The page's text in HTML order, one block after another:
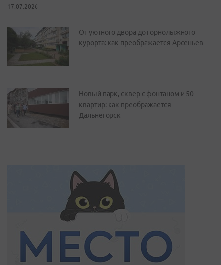
17.07.2026
От уютного двора до горнолыжного
курорта: как преображается Арсеньев
Новый парк, сквер с фонтаном и 50
квартир: как преображается
Дальнегорск